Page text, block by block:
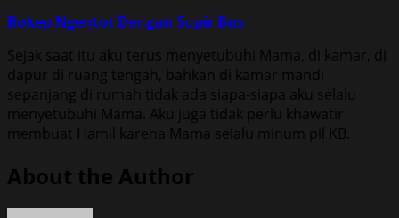
Bokep Ngentot Dengan Supir Bus
Sejak saat itu aku terus menyetubuhi Mama, di kamar, di
dapur di ruang tengah, bahkan di kamar mandi
sepanjang di rumah tidak ada siapa-siapa aku selalu
menyetubuhi Mama. Aku juga tidak perlu khawatir
membuat Hamil karena Mama selalu minum pil KB.
About the Author